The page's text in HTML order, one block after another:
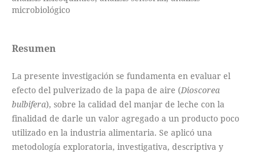
microbiológico
Resumen
La presente investigación se fundamenta en evaluar el
efecto del pulverizado de la papa de aire (Dioscorea
bulbifera), sobre la calidad del manjar de leche con la
finalidad de darle un valor agregado a un producto poco
utilizado en la industria alimentaria. Se aplicó una
metodología exploratoria, investigativa, descriptiva y